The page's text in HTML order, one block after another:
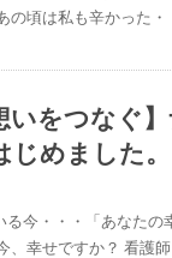
の頃は私も辛かった・
いをつなぐ
めました。
今・・・「あなたの
幸せですか？ 看護